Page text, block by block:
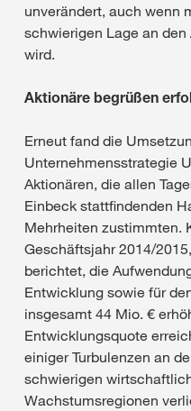
unverändert, auch wenn
schwierigen Lage an
wird.
Aktionäre begrüßen
Erneut fand die
Unternehmensstrategie
Aktionären, die allen
Einbeck stattfindenden
Mehrheiten zustimmten.
Geschäftsjahr 2014/
berichtet, die
Entwicklung sowie für
insgesamt 44 Mio. €
Entwicklungsquote
einiger Turbulenzen an
schwierigen
Wachstumsregionen